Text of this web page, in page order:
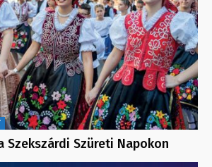
Szekszárdi Szüreti Napokon